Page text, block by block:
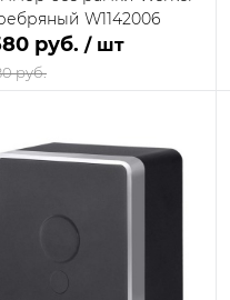
W1142006
руб. / шт
руб.